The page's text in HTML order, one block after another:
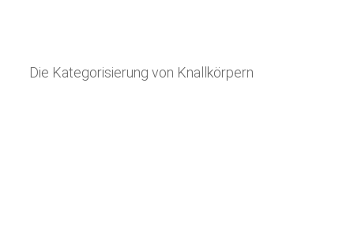
Die Kategorisierung von Knallkörpern